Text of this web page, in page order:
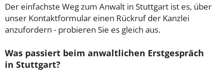
Der einfachste Weg zum Anwalt in Stuttgart ist es, über
unser Kontaktformular einen Rückruf der Kanzlei
anzufordern - probieren Sie es gleich aus.
Was passiert beim anwaltlichen Erstgespräch
in Stuttgart?